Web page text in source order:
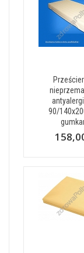
90/